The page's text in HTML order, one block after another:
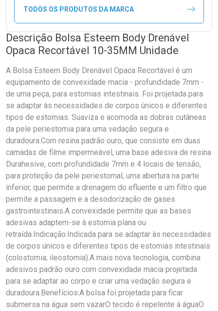
TODOS OS PRODUTOS DA MARCA
Descrição Bolsa Esteem Body Drenável
Opaca Recortável 10-35MM Unidade
A Bolsa Esteem Body Drenável Opaca Recortável é um
equipamento de convexidade macia - profundidade 7mm -
de uma peça, para estomias intestinais. Foi projetada para
se adaptar às necessidades de corpos únicos e diferentes
tipos de estomias. Suaviza e acomoda as dobras cutâneas
da pele periestomia para uma vedação segura e
duradoura.Com resina padrão ouro, que consiste em duas
camadas de filme impermeável, uma base adesiva de resina
Durahesive, com profundidade 7mm e 4 locais de tensão,
para proteção da pele periestomal; uma abertura na parte
inferior, que permite a drenagem do efluente e um filtro que
permite a passagem e a desodorização de gases
gastrointestinais.A convexidade permite que as bases
adesivas adaptem-se à estomia plana ou
retraída.Indicação:Indicada para se adaptar às necessidades
de corpos únicos e diferentes tipos de estomias intestinais
(colostomia; ileostomia).A mais nova tecnologia, combina
adesivos padrão ouro com convexidade macia projetada
para se adaptar ao corpo e criar uma vedação segura e
duradoura.Benefícios:A bolsa foi projetada para ficar
submersa na água sem vazarO tecido é repelente à águaO